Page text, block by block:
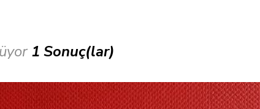
1 Sonuç(lar)